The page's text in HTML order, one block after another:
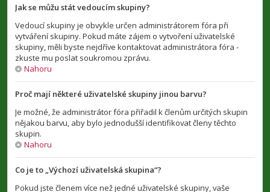
Jak se můžu stát vedoucím skupiny?
Vedoucí skupiny je obvykle určen administrátorem fóra při
vytváření skupiny. Pokud máte zájem o vytvoření uživatelské
skupiny, měli byste nejdříve kontaktovat administrátora fóra -
zkuste mu poslat soukromou zprávu.
Nahoru
Proč mají některé uživatelské skupiny jinou barvu?
Je možné, že administrátor fóra přiřadil k členům určitých skupin
nějakou barvu, aby bylo jednodušší identifikovat členy těchto
skupin.
Nahoru
Co je to „Výchozí uživatelská skupina“?
Pokud jste členem více než jedné uživatelské skupiny, vaše